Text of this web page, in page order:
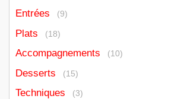
Entrées (9)
Plats (18)
Accompagnements (10)
Desserts (15)
Techniques (3)